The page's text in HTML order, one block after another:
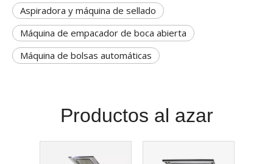
Aspiradora y máquina de sellado
Máquina de empacador de boca abierta
Máquina de bolsas automáticas
Productos al azar